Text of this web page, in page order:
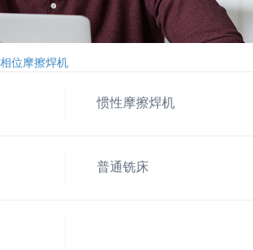
位摩擦焊机
惯性摩擦焊机
普通铣床